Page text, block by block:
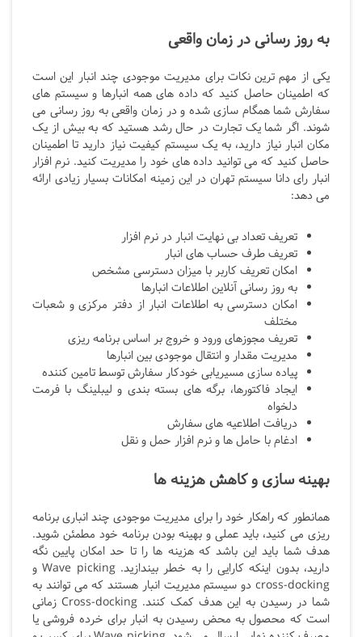
به روز رسانی در زمان واقعی
یکی از مهم ترین نکات برای مدیریت موجودی چند انبار این است
که اطمینان حاصل کنید که داده های همه انبارها و سیستم های
سفارش شما همگام سازی شده و در زمان واقعی به روز رسانی می
شوند. اگر شما یک تجارت در حال رشد هستید که به بیش از یک
مکان انبار نیاز دارید، به یک سیستم کیفیت نیاز دارید تا اطمینان
حاصل کنید که می توانید داده های خود را مدیریت کنید. نرم افزار
انبار رای دانا سیستم تهران در این زمینه امکانات بسیار زیادی ارائه
می دهد:
تعریف تعداد بی نهایت انبار در نرم افزار
تعریف طرف حساب های انبار
امکان تعریف کاربر با میزان دسترسی مشخص
به روز رسانی آنلاین اطلاعات انبارها
امکان دسترسی به اطلاعات انبار از دفتر مرکزی و شعبات
مختلف
تعریف مجوزهای ورود و خروج بر اساس برنامه ریزی
مدیریت مقدار و انتقال موجودی بین انبارها
پیاده سازی مسیریابی خودکار سفارش توسط تامین کننده
ایجاد فاکتورها، برگه های بسته بندی و لیبلینگ با فرمت
دلخواه
دریافت اطلاعیه های سفارش
ادغام با حامل ها و نرم افزار حمل و نقل
بهینه سازی و کاهش هزینه ها
همانطور که راهکار خود را برای مدیریت موجودی چند انباری برنامه
ریزی می کنید، باید عملی و بهینه بودن برنامه خود مطمئن شوید.
هدف شما باید این باشد که هزینه ها را تا حد امکان پایین نگه
دارید، بدون اینکه کارایی را به خطر بیندازید. Wave picking
و
cross-docking دو سیستم مدیریت انبار هستند که می توانند به
شما در رسیدن به این هدف کمک کنند. Cross-docking زمانی
است که محصول به محض رسیدن به انبار برای خرده فروشی یا